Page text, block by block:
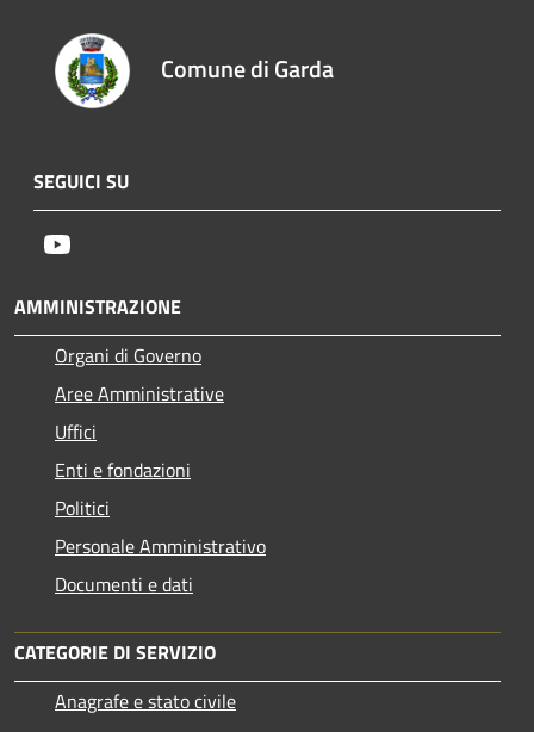
Comune di Garda
SEGUICI SU
AMMINISTRAZIONE
Organi di Governo
Aree Amministrative
Uffici
Enti e fondazioni
Politici
Personale Amministrativo
Documenti e dati
CATEGORIE DI SERVIZIO
Anagrafe e stato civile